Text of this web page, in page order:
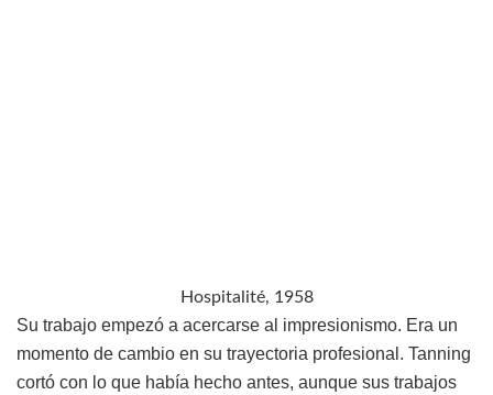
Hospitalité, 1958
Su trabajo empezó a acercarse al impresionismo. Era un
momento de cambio en su trayectoria profesional. Tanning
cortó con lo que había hecho antes, aunque sus trabajos